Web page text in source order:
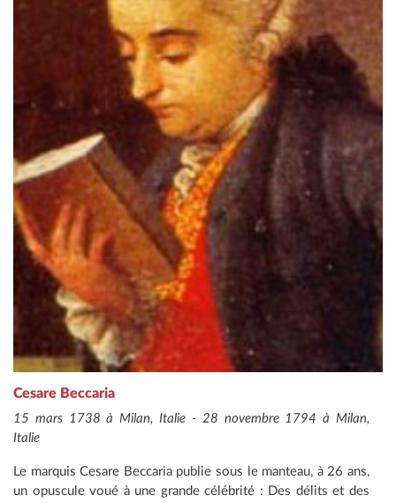
Cesare Beccaria
15 mars 1738 à Milan, Italie - 28 novembre 1794 à Milan,
Italie
Le marquis Cesare Beccaria publie sous le manteau, à 26 ans,
un opuscule voué à une grande célébrité : Des délits et des